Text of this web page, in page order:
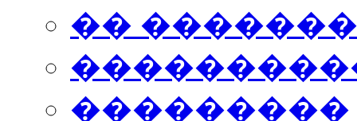
��
���������